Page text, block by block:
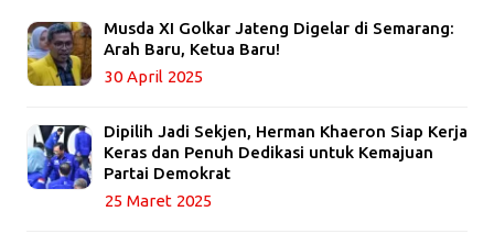
Musda XI Golkar Jateng Digelar di Semarang:
Arah Baru, Ketua Baru!
30 April 2025
Dipilih Jadi Sekjen, Herman Khaeron Siap Kerja
Keras dan Penuh Dedikasi untuk Kemajuan
Partai Demokrat
25 Maret 2025